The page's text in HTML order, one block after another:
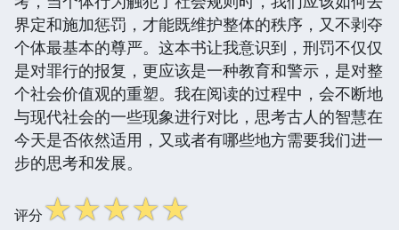
界定和施加惩罚，才能既维护整体的秩序，又不剥夺
个体最基本的尊严。这本书让我意识到，刑罚不仅仅
是对罪行的报复，更应该是一种教育和警示，是对整
个社会价值观的重塑。我在阅读的过程中，会不断地
与现代社会的一些现象进行对比，思考古人的智慧在
今天是否依然适用，又或者有哪些地方需要我们进一
步的思考和发展。
评分☆☆☆☆☆